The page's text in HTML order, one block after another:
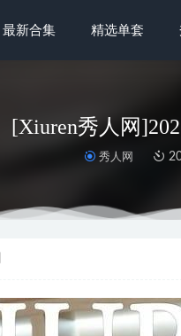
最新合集 精选单套
[Xiuren秀人网
秀人网
白烨 –VOL.036 cosplay 湿
yuuhui玉汇 – NO.103 升